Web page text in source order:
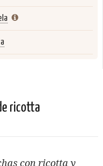
ricotta
con ricotta y